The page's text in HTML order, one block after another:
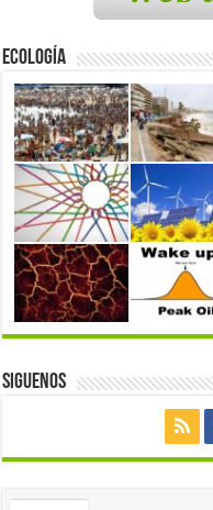
Ecología
Siguenos